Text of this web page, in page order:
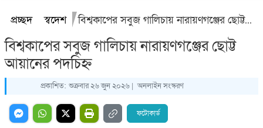
প্রচ্ছদ স্বদেশ বিশ্বকাপের সবুজ গালিচায় নারায়ণগঞ্জের ছোট্ট আয়ানের পদচিহ্ন
বিশ্বকাপের সবুজ গালিচায় নারায়ণগঞ্জের ছোট্ট
আয়ানের পদচিহ্ন
প্রকাশিত: শুক্রবার ২৬ জুন ২০২৬ | অনলাইন সংস্করণ
ফটোকার্ড